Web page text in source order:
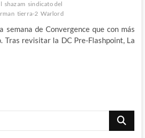
shazam sindicato del
tierra-2 Warlord
semana de Convergence que con más
Tras revisitar la DC Pre-Flashpoint, La
Buscar